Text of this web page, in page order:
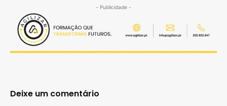
- Publicidade -
Deixe um comentário